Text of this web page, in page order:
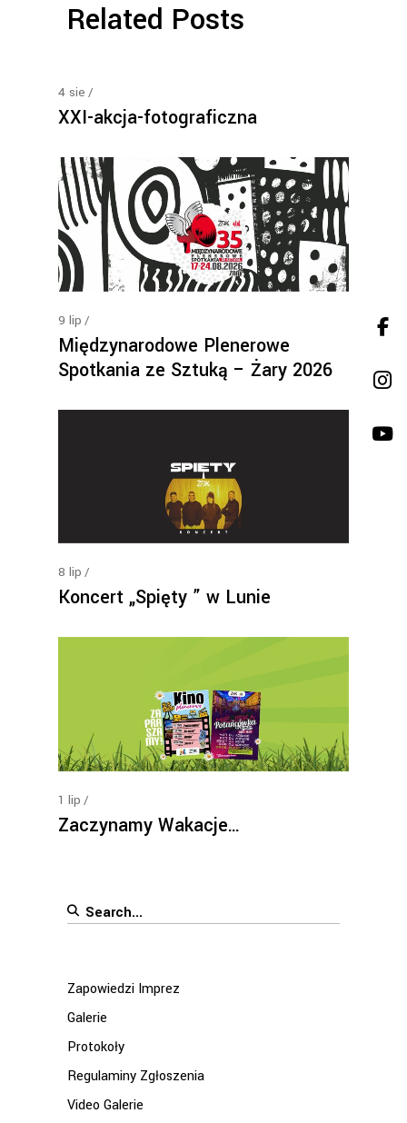
Related Posts
4 sie
XXI-akcja-fotograficzna
9 lip
Międzynarodowe Plenerowe
Spotkania ze Sztuką – Żary 2026
8 lip
Koncert „Spięty ” w Lunie
1 lip
Zaczynamy Wakacje…
Search
Zapowiedzi Imprez
Galerie
Protokoły
Regulaminy Zgłoszenia
Video Galerie